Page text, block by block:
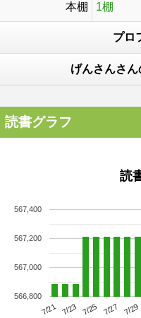
本棚 1棚
プロ
げんさんさ
読書グラフ
読
7/21 7/23 7/25 7/27 7/29
566,800
567,000
567,200
567,400